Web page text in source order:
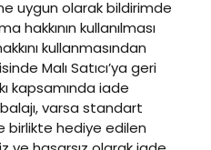
uygun olarak bildirimde
hakkının kullanılması
kullanmasından
Malı Satıcı’ya geri
kapsamında iade
varsa standart
birlikte hediye edilen